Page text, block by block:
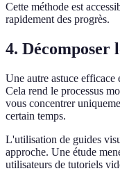
Cette méthode est
rapidement des progrès.
4. Décomposer
Une autre astuce efficace
Cela rend le processus
vous concentrer
certain temps.
L'utilisation de guides
approche. Une étude
utilisateurs de tutoriels